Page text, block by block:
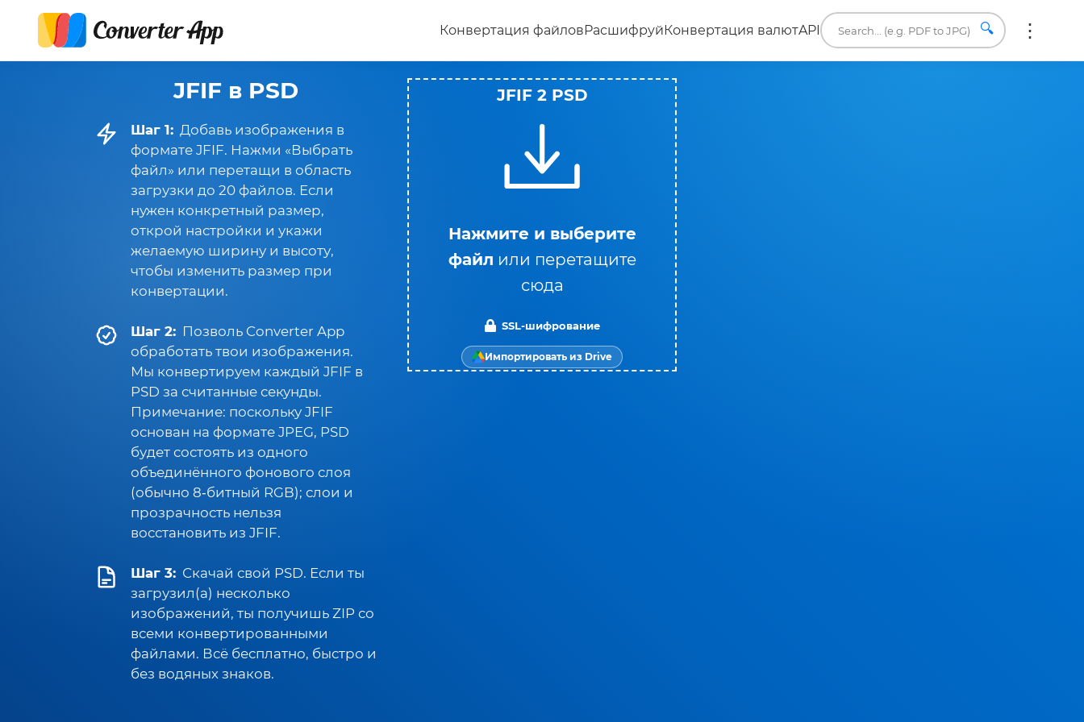
Конвертация файловРасшифруйКонвертация валютAPI 🔍
JFIF в PSD
Шаг 1: Добавь изображения в
формате JFIF. Нажми «Выбрать
файл» или перетащи в область
загрузки до 20 файлов. Если
нужен конкретный размер,
открой настройки и укажи
желаемую ширину и высоту,
чтобы изменить размер при
конвертации.
Шаг 2: Позволь Converter App
обработать твои изображения.
Мы конвертируем каждый JFIF в
PSD за считанные секунды.
Примечание: поскольку JFIF
основан на формате JPEG, PSD
будет состоять из одного
объединённого фонового слоя
(обычно 8‑битный RGB); слои и
прозрачность нельзя
восстановить из JFIF.
Шаг 3: Скачай свой PSD. Если ты
загрузил(а) несколько
изображений, ты получишь ZIP со
всеми конвертированными
файлами. Всё бесплатно, быстро и
без водяных знаков.
JFIF 2 PSD
Нажмите и выберите
файл или перетащите
сюда
SSL-шифрование
Импортировать из Drive